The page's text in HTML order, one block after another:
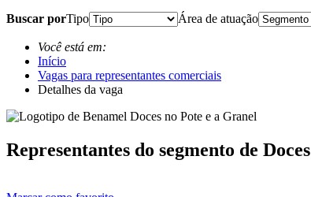
Buscar porTipo Área de atuação
Você está em:
Início
Vagas para representantes comerciais
Detalhes da vaga
Representantes do segmento de Doces